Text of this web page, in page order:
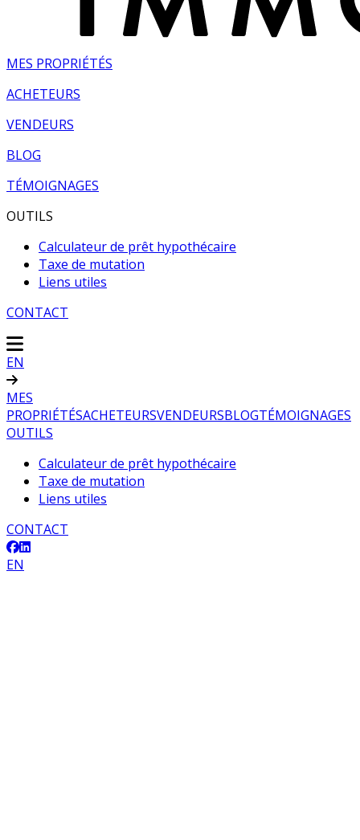
MES PROPRIÉTÉS
ACHETEURS
VENDEURS
BLOG
TÉMOIGNAGES
OUTILS
Calculateur de prêt hypothécaire
Taxe de mutation
Liens utiles
CONTACT
EN
MES
PROPRIÉTÉSACHETEURSVENDEURSBLOGTÉMOIGNAGES
OUTILS
Calculateur de prêt hypothécaire
Taxe de mutation
Liens utiles
CONTACT
EN